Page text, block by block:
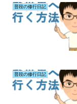
普段の修行日記
普段の修行日記